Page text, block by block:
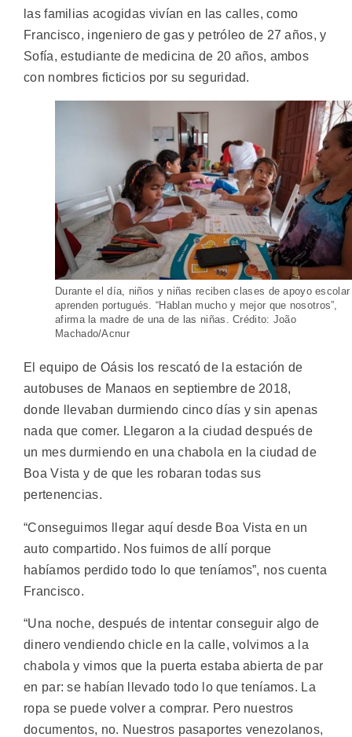
las familias acogidas vivían en las calles, como
Francisco, ingeniero de gas y petróleo de 27 años, y
Sofía, estudiante de medicina de 20 años, ambos
con nombres ficticios por su seguridad.
Durante el día, niños y niñas reciben clases de apoyo
aprenden portugués. “Hablan mucho y mejor que nosotros”,
afirma la madre de una de las niñas. Crédito: João
Machado/Acnur
El equipo de Oásis los rescató de la estación de
autobuses de Manaos en septiembre de 2018,
donde llevaban durmiendo cinco días y sin apenas
nada que comer. Llegaron a la ciudad después de
un mes durmiendo en una chabola en la ciudad de
Boa Vista y de que les robaran todas sus
pertenencias.
“Conseguimos llegar aquí desde Boa Vista en un
auto compartido. Nos fuimos de allí porque
habíamos perdido todo lo que teníamos”, nos cuenta
Francisco.
“Una noche, después de intentar conseguir algo de
dinero vendiendo chicle en la calle, volvimos a la
chabola y vimos que la puerta estaba abierta de par
en par: se habían llevado todo lo que teníamos. La
ropa se puede volver a comprar. Pero nuestros
documentos, no. Nuestros pasaportes venezolanos,